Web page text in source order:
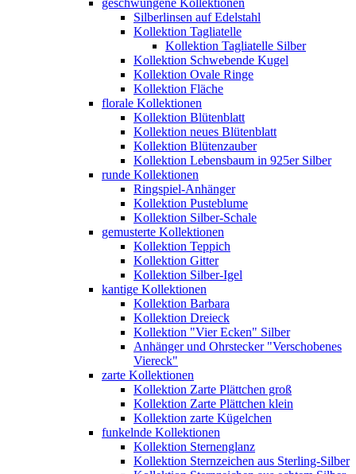
geschwungene Kollektionen
Silberlinsen auf Edelstahl
Kollektion Tagliatelle
Kollektion Tagliatelle Silber
Kollektion Schwebende Kugel
Kollektion Ovale Ringe
Kollektion Fläche
florale Kollektionen
Kollektion Blütenblatt
Kollektion neues Blütenblatt
Kollektion Blütenzauber
Kollektion Lebensbaum in 925er Silber
runde Kollektionen
Ringspiel-Anhänger
Kollektion Pusteblume
Kollektion Silber-Schale
gemusterte Kollektionen
Kollektion Teppich
Kollektion Gitter
Kollektion Silber-Igel
kantige Kollektionen
Kollektion Barbara
Kollektion Dreieck
Kollektion "Vier Ecken" Silber
Anhänger und Ohrstecker "Verschobenes
Viereck"
zarte Kollektionen
Kollektion Zarte Plättchen groß
Kollektion Zarte Plättchen klein
Kollektion zarte Kügelchen
funkelnde Kollektionen
Kollektion Sternenglanz
Kollektion Sternzeichen aus Sterling-Silber